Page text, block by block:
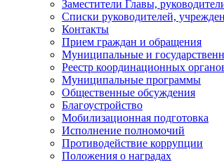
Заместители Главы,
Списки руководителей,
Контакты
Прием граждан и обращения
Муниципальные и
Реестр координационных
Муниципальные программы
Общественные обсуждения
Благоустройство
Мобилизационная подготовка
Исполнение полномочий
Противодействие коррупции
Положения о наградах